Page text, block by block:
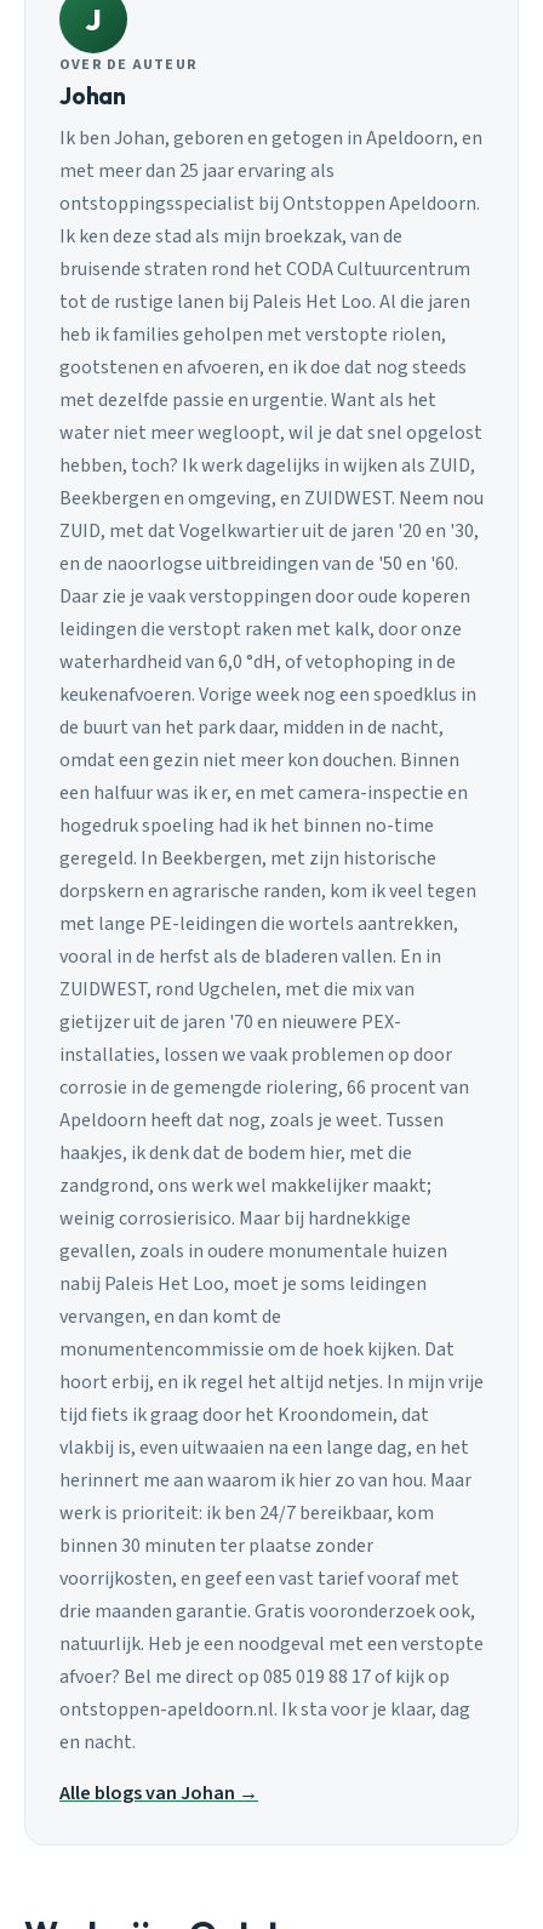
J
OVER DE AUTEUR
Johan
Ik ben Johan, geboren en getogen in Apeldoorn, en
met meer dan 25 jaar ervaring als
ontstoppingsspecialist bij Ontstoppen Apeldoorn.
Ik ken deze stad als mijn broekzak, van de
bruisende straten rond het CODA Cultuurcentrum
tot de rustige lanen bij Paleis Het Loo. Al die jaren
heb ik families geholpen met verstopte riolen,
gootstenen en afvoeren, en ik doe dat nog steeds
met dezelfde passie en urgentie. Want als het
water niet meer wegloopt, wil je dat snel opgelost
hebben, toch? Ik werk dagelijks in wijken als ZUID,
Beekbergen en omgeving, en ZUIDWEST. Neem nou
ZUID, met dat Vogelkwartier uit de jaren '20 en '30,
en de naoorlogse uitbreidingen van de '50 en '60.
Daar zie je vaak verstoppingen door oude koperen
leidingen die verstopt raken met kalk, door onze
waterhardheid van 6,0 °dH, of vetophoping in de
keukenafvoeren. Vorige week nog een spoedklus in
de buurt van het park daar, midden in de nacht,
omdat een gezin niet meer kon douchen. Binnen
een halfuur was ik er, en met camera-inspectie en
hogedruk spoeling had ik het binnen no-time
geregeld. In Beekbergen, met zijn historische
dorpskern en agrarische randen, kom ik veel tegen
met lange PE-leidingen die wortels aantrekken,
vooral in de herfst als de bladeren vallen. En in
ZUIDWEST, rond Ugchelen, met die mix van
gietijzer uit de jaren '70 en nieuwere PEX-
installaties, lossen we vaak problemen op door
corrosie in de gemengde riolering, 66 procent van
Apeldoorn heeft dat nog, zoals je weet. Tussen
haakjes, ik denk dat de bodem hier, met die
zandgrond, ons werk wel makkelijker maakt;
weinig corrosierisico. Maar bij hardnekkige
gevallen, zoals in oudere monumentale huizen
nabij Paleis Het Loo, moet je soms leidingen
vervangen, en dan komt de
monumentencommissie om de hoek kijken. Dat
hoort erbij, en ik regel het altijd netjes. In mijn vrije
tijd fiets ik graag door het Kroondomein, dat
vlakbij is, even uitwaaien na een lange dag, en het
herinnert me aan waarom ik hier zo van hou. Maar
werk is prioriteit: ik ben 24/7 bereikbaar, kom
binnen 30 minuten ter plaatse zonder
voorrijkosten, en geef een vast tarief vooraf met
drie maanden garantie. Gratis vooronderzoek ook,
natuurlijk. Heb je een noodgeval met een verstopte
afvoer? Bel me direct op 085 019 88 17 of kijk op
ontstoppen-apeldoorn.nl. Ik sta voor je klaar, dag
en nacht.
Alle blogs van Johan →